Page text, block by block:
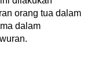
orang tua dalam
dalam